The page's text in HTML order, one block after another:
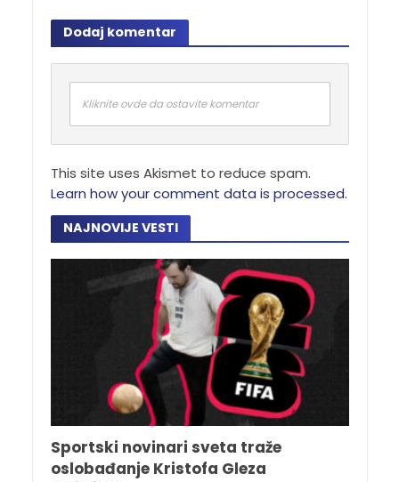
Dodaj komentar
Kliknite ovde da ostavite komentar
This site uses Akismet to reduce spam.
Learn how your comment data is processed.
NAJNOVIJE VESTI
Sportski novinari sveta traže
oslobađanje Kristofa Gleza